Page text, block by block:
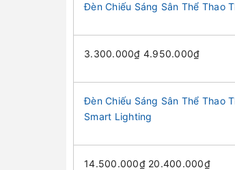
Đèn Chiếu Sáng Sân Thể Thao
3.300.000₫ 4.950.000₫
Đèn Chiếu Sáng Sân Thể Thao
Smart Lighting
14.500.000₫ 20.400.000₫